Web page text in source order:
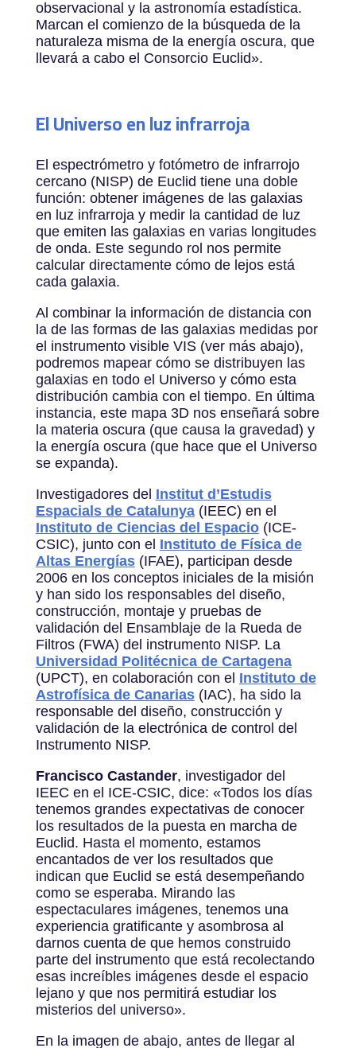
observacional y la astronomía estadística.
Marcan el comienzo de la búsqueda de la
naturaleza misma de la energía oscura, que
llevará a cabo el Consorcio Euclid».
El Universo en luz infrarroja
El espectrómetro y fotómetro de infrarrojo
cercano (NISP) de Euclid tiene una doble
función: obtener imágenes de las galaxias
en luz infrarroja y medir la cantidad de luz
que emiten las galaxias en varias longitudes
de onda. Este segundo rol nos permite
calcular directamente cómo de lejos está
cada galaxia.
Al combinar la información de distancia con
la de las formas de las galaxias medidas por
el instrumento visible VIS (ver más abajo),
podremos mapear cómo se distribuyen las
galaxias en todo el Universo y cómo esta
distribución cambia con el tiempo. En última
instancia, este mapa 3D nos enseñará sobre
la materia oscura (que causa la gravedad) y
la energía oscura (que hace que el Universo
se expanda).
Investigadores del Institut d’Estudis
Espacials de Catalunya(IEEC) en el
Instituto de Ciencias del Espacio(ICE-
CSIC), junto con el Instituto de Física de
Altas Energías(IFAE), participan desde
2006 en los conceptos iniciales de la misión
y han sido los responsables del diseño,
construcción, montaje y pruebas de
validación del Ensamblaje de la Rueda de
Filtros (FWA) del instrumento NISP. La
Universidad Politécnica de Cartagena
(UPCT), en colaboración con el Instituto de
Astrofísica de Canarias(IAC), ha sido la
responsable del diseño, construcción y
validación de la electrónica de control del
Instrumento NISP.
Francisco Castander, investigador del
IEEC en el ICE-CSIC, dice: «Todos los días
tenemos grandes expectativas de conocer
los resultados de la puesta en marcha de
Euclid. Hasta el momento, estamos
encantados de ver los resultados que
indican que Euclid se está desempeñando
como se esperaba. Mirando las
espectaculares imágenes, tenemos una
experiencia gratificante y asombrosa al
darnos cuenta de que hemos construido
parte del instrumento que está recolectando
esas increíbles imágenes desde el espacio
lejano y que nos permitirá estudiar los
misterios del universo».
En la imagen de abajo, antes de llegar al